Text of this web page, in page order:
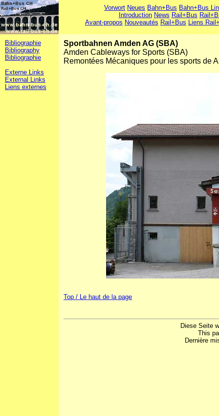
Vorwort Neues Bahn+Bus Bahn+Bus
Introduction News Rail+Bus
Avant-propos Nouveautés Rail+Bus Liens
Bibliographie
Bibliography
Bibliographie
Externe Links
External Links
Liens externes
Sportbahnen Amden AG (SBA)
Amden Cableways for Sports (SBA)
Remontées Mécaniques pour les sports de
Top / Le haut de la page
Diese Seite
This
Dernière